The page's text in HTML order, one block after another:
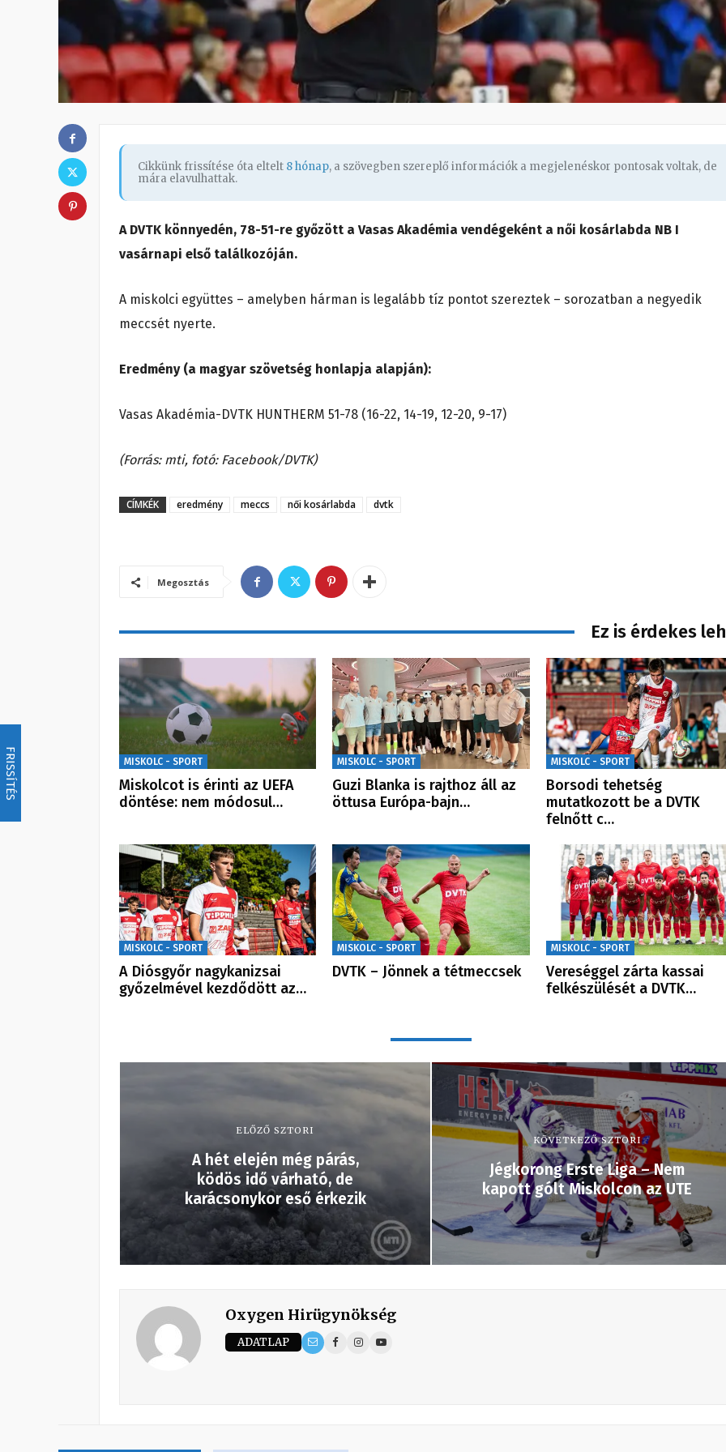
FRISSÍTÉS
Cikkünk frissítése óta eltelt 8 hónap, a szövegben szereplő információk a megjelenéskor pontosak voltak, de
mára elavulhattak.
A DVTK könnyedén, 78-51-re győzött a Vasas Akadémia vendégeként a női kosárlabda NB I
vasárnapi első találkozóján.
A miskolci együttes – amelyben hárman is legalább tíz pontot szereztek – sorozatban a negyedik
meccsét nyerte.
Eredmény (a magyar szövetség honlapja alapján):
Vasas Akadémia-DVTK HUNTHERM 51-78 (16-22, 14-19, 12-20, 9-17)
(Forrás: mti, fotó: Facebook/DVTK)
CÍMKÉK eredmény meccs női kosárlabda dvtk
Megosztás
Ez is érdekes
MISKOLC - SPORT
Miskolcot is érinti az UEFA
döntése: nem módosul…
MISKOLC - SPORT
Guzi Blanka is rajthoz áll az
öttusa Európa-bajn…
MISKOLC - SPORT
Borsodi tehetség
mutatkozott be a DVTK
felnőtt c…
MISKOLC - SPORT
A Diósgyőr nagykanizsai
győzelmével kezdődött az…
MISKOLC - SPORT
DVTK – Jönnek a tétmeccsek
MISKOLC - SPORT
Vereséggel zárta kassai
felkészülését a DVTK…
ELŐZŐ SZTORI
A hét elején még párás,
ködös idő várható, de
karácsonykor eső érkezik
KÖVETKEZŐ SZTORI
Jégkorong Erste Liga – Nem
kapott gólt Miskolcon az UTE
Oxygen Hirügynökség
ADATLAP